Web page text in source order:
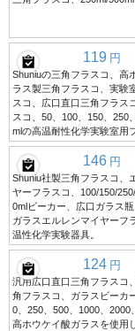
119 円
Shuniuの三角フラスコ、高
ラス製三角フラスコ、実験
スコ、広口直口三角フラス
スコ、50、100、150、250
mlの高温耐性化学実験室用
146 円
Shuniu社製三角フラスコ、
ヤーフラスコ、100/150/
0mlビーカー、広口ガラス
ガラスエルレンマイヤーフ
温性化学実験器具。
124 円
汎用広口直口三角フラスコ
角フラスコ、ガラスビーカ
0、250、500、1000、2000
高ホウケイ酸ガラスを使用